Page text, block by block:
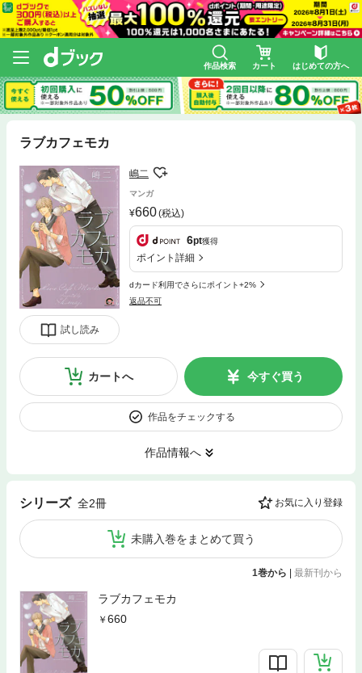
作品検索 カート はじめての方へ
ラブカフェモカ
試し読み
嶋二
マンガ
660(税込)
6pt獲得
ポイント詳細
dカード利用でさらにポイント+2%
返品不可
カートへ 今すぐ買う
作品をチェックする
作品情報へ
シリーズ 全2冊 お気に入り登録
未購入巻をまとめて買う
1巻から | 最新刊から
ラブカフェモカ
660